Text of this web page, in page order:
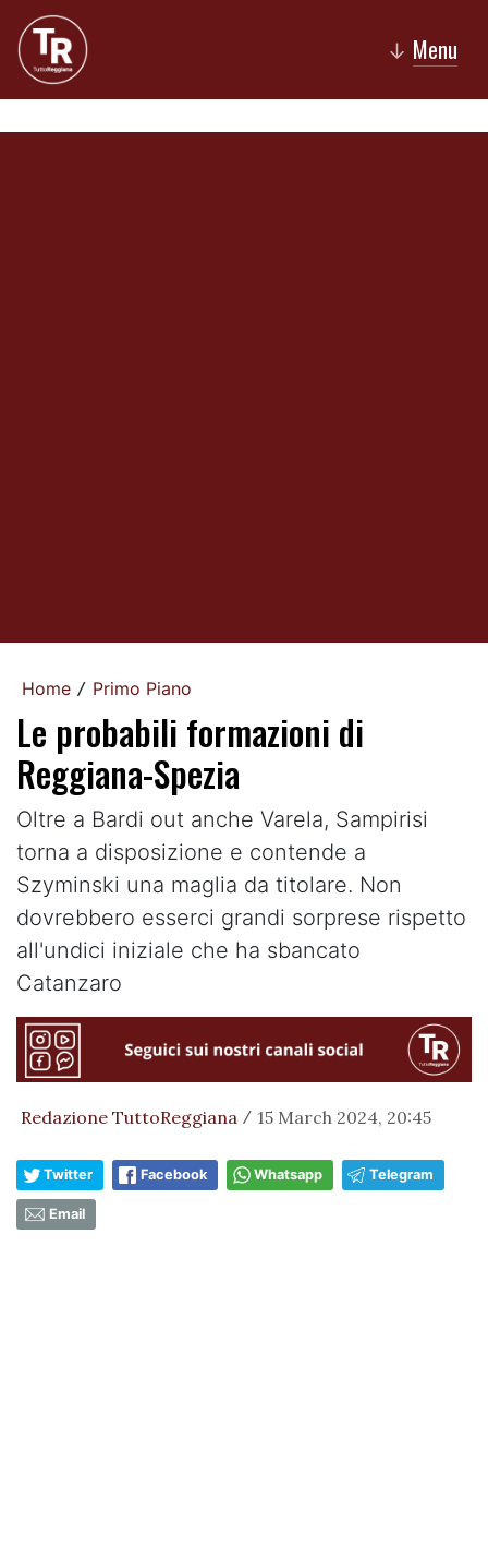
↓ Menu
Home / Primo Piano
Le probabili formazioni di
Reggiana-Spezia
Oltre a Bardi out anche Varela, Sampirisi
torna a disposizione e contende a
Szyminski una maglia da titolare. Non
dovrebbero esserci grandi sorprese rispetto
all'undici iniziale che ha sbancato
Catanzaro
Redazione TuttoReggiana / 15 March 2024, 20:45
Twitter Facebook Whatsapp Telegram
Email